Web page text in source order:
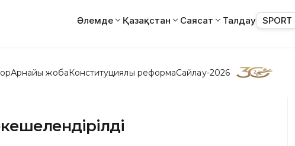
Әлемде Қазақстан Саясат Талдау SPORT
Арнайы жобаКонституциялық реформаСайлау-2026